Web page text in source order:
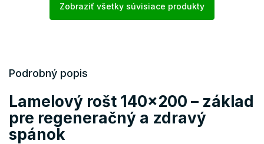
Zobraziť všetky súvisiace produkty
Podrobný popis
Lamelový rošt 140x200 – základ
pre regeneračný a zdravý
spánok